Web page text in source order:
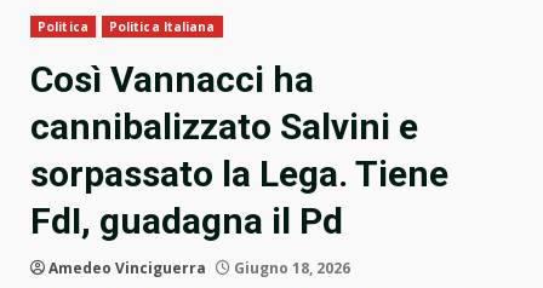
Politica Politica Italiana
Così Vannacci ha
cannibalizzato Salvini e
sorpassato la Lega. Tiene
FdI, guadagna il Pd
Amedeo Vinciguerra Giugno 18, 2026